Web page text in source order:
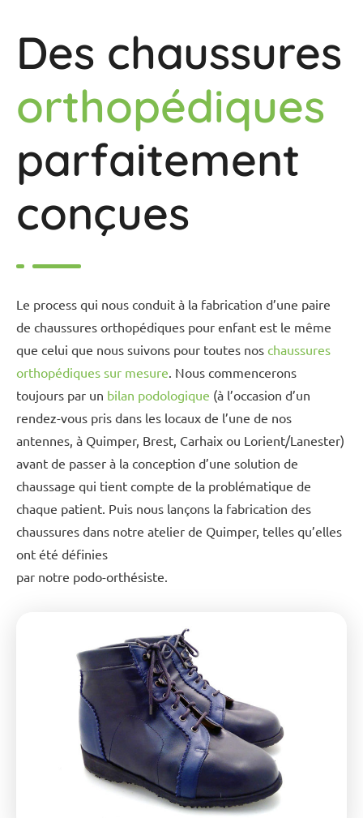
Des chaussures
orthopédiques
parfaitement
conçues
Le process qui nous conduit à la fabrication d’une paire
de chaussures orthopédiques pour enfant est le même
que celui que nous suivons pour toutes nos chaussures
orthopédiques sur mesure. Nous commencerons
toujours par un bilan podologique (à l’occasion d’un
rendez-vous pris dans les locaux de l’une de nos
antennes, à Quimper, Brest, Carhaix ou Lorient/Lanester)
avant de passer à la conception d’une solution de
chaussage qui tient compte de la problématique de
chaque patient. Puis nous lançons la fabrication des
chaussures dans notre atelier de Quimper, telles qu’elles
ont été définies
par notre podo-orthésiste.